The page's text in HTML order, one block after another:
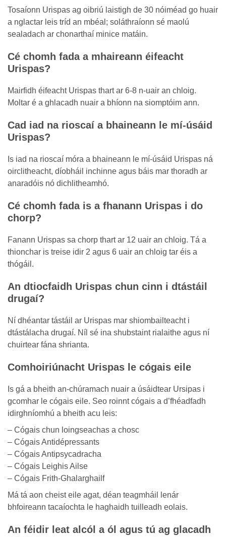
Tosaíonn Urispas ag oibriú laistigh de 30 nóiméad go huair
a nglactar leis tríd an mbéal; soláthraíonn sé maolú
sealadach ar chonarthaí minice matáin.
Cé chomh fada a mhaireann éifeacht
Urispas?
Mairfidh éifeacht Urispas thart ar 6-8 n-uair an chloig.
Moltar é a ghlacadh nuair a bhíonn na siomptóim ann.
Cad iad na rioscaí a bhaineann le mí-úsáid
Urispas?
Is iad na rioscaí móra a bhaineann le mí-úsáid Urispas ná
oirclitheacht, díobháil inchinne agus báis mar thoradh ar
anaradóis nó dichlitheamhó.
Cé chomh fada is a fhanann Urispas i do
chorp?
Fanann Urispas sa chorp thart ar 12 uair an chloig. Tá a
thionchar is treise idir 2 agus 6 uair an chloig tar éis a
thógáil.
An dtiocfaidh Urispas chun cinn i dtástáil
drugaí?
Ní dhéantar tástáil ar Urispas mar shiombailteacht i
dtástálacha drugaí. Níl sé ina shubstaint rialaithe agus ní
chuirtear fána shrianta.
Comhoiriúnacht Urispas le cógais eile
Is gá a bheith an-chúramach nuair a úsáidtear Ursipas i
gcomhar le cógais eile. Seo roinnt cógais a d’fhéadfadh
idirghníomhú a bheith acu leis:
– Cógais chun loingseachas a chosc
– Cógais Antidépressants
– Cógais Antipsycadracha
– Cógais Leighis Ailse
– Cógais Frith-Ghalarghailf
Má tá aon cheist eile agat, déan teagmháil lenár
bhfoireann tacaíochta le haghaidh tuilleadh eolais.
An féidir leat alcól a ól agus tú ag glacadh